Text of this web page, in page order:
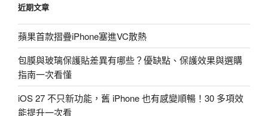
字:
近期文章
蘋果首款摺疊iPhone塞進VC散熱
包膜與玻璃保護貼差異有哪些？優缺點、保護效果與選購
指南一次看懂
iOS 27 不只新功能，舊 iPhone 也有感變順暢！30 多項效
能提升一次看